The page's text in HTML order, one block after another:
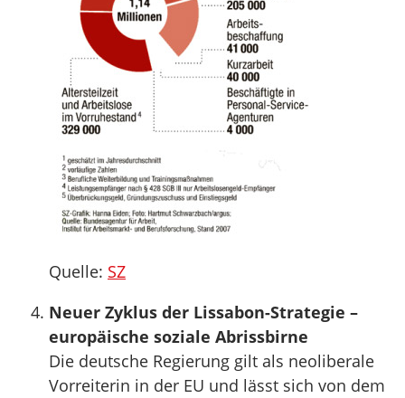
Quelle: SZ
Neuer Zyklus der Lissabon-Strategie –
europäische soziale Abrissbirne
Die deutsche Regierung gilt als neoliberale
Vorreiterin in der EU und lässt sich von dem